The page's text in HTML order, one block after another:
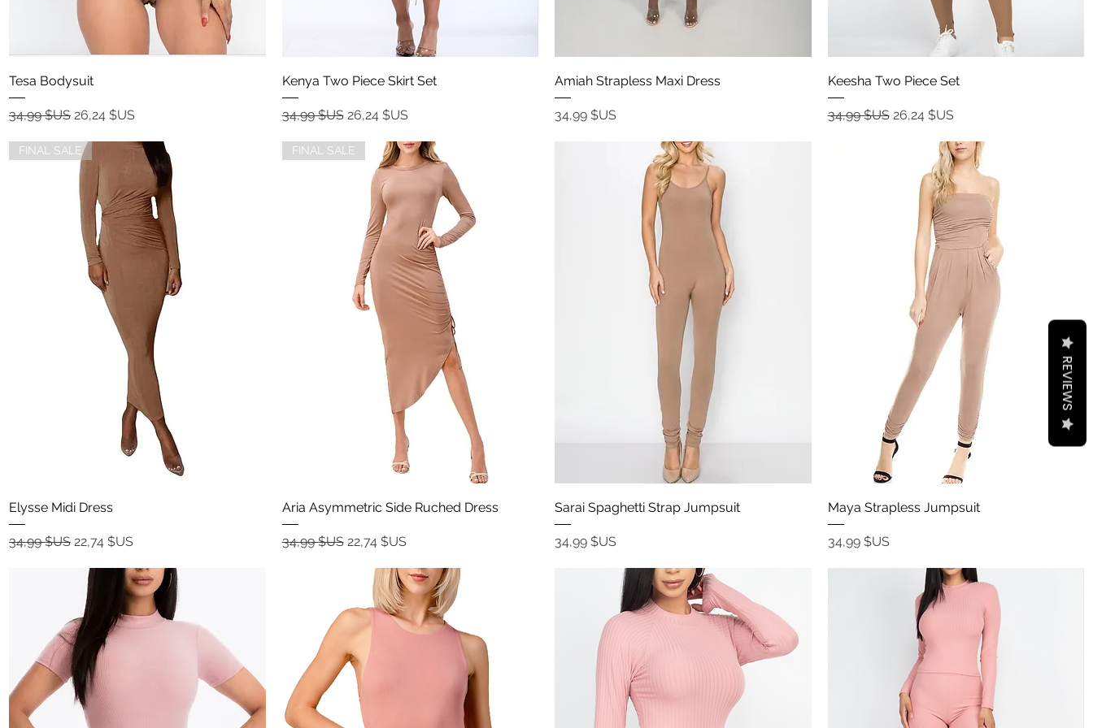
Tesa Bodysuit
Prix original
34,99 $US Prix promotionnel
26,24 $US
Aperçu rapide
Kenya Two Piece Skirt Set
Prix original
34,99 $US Prix promotionnel
26,24 $US
Aperçu rapide
Amiah Strapless Maxi Dress
Prix
34,99 $US
Aperçu rapide
Keesha Two Piece Set
Prix original
34,99 $US Prix promotionnel
26,24 $US
Aperçu rapide
FINAL SALE
Elysse Midi Dress
Prix original
34,99 $US Prix promotionnel
22,74 $US
Aperçu rapide
FINAL SALE
Aria Asymmetric Side Ruched Dress
Prix original
34,99 $US Prix promotionnel
22,74 $US
Aperçu rapide
Sarai Spaghetti Strap Jumpsuit
Prix
34,99 $US
Aperçu rapide
Maya Strapless Jumpsuit
Prix
34,99 $US
REVIEWS